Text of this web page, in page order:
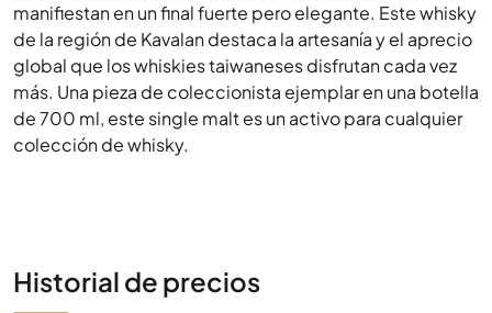
manifiestan en un final fuerte pero elegante. Este whisky
de la región de Kavalan destaca la artesanía y el aprecio
global que los whiskies taiwaneses disfrutan cada vez
más. Una pieza de coleccionista ejemplar en una botella
de 700 ml, este single malt es un activo para cualquier
colección de whisky.
Historial de precios